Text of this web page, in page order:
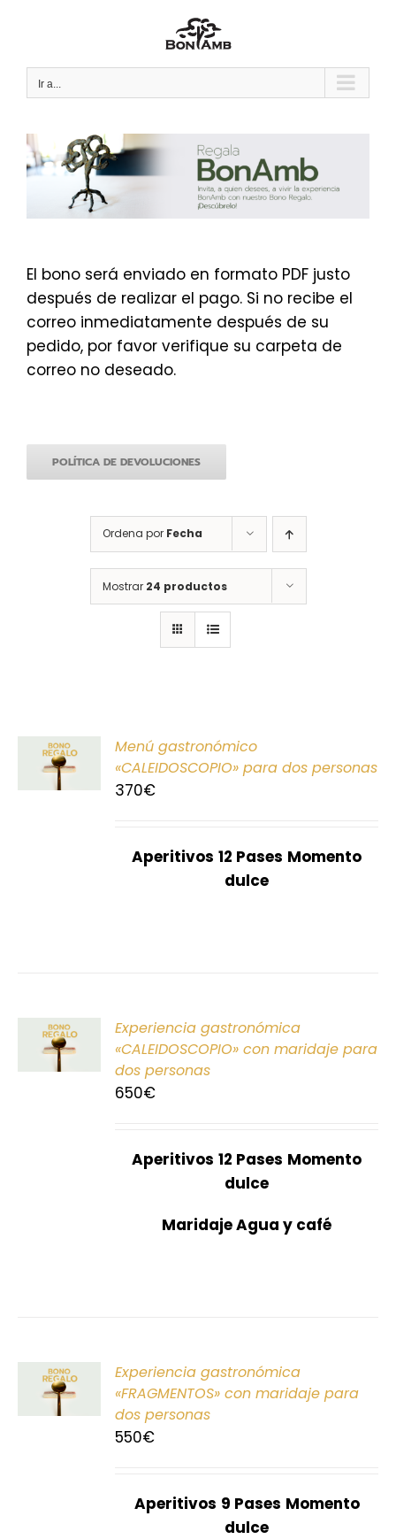
Ir a...
El bono será enviado en formato PDF justo
después de realizar el pago. Si no recibe el
correo inmediatamente después de su
pedido, por favor verifique su carpeta de
correo no deseado.
POLÍTICA DE DEVOLUCIONES
Ordena por Fecha
Mostrar 24 productos
Menú gastronómico
«CALEIDOSCOPIO» para dos personas
370€
Aperitivos 12 Pases Momento
dulce
Experiencia gastronómica
«CALEIDOSCOPIO» con maridaje para
dos personas
650€
Aperitivos 12 Pases Momento
dulce
Maridaje Agua y café
Experiencia gastronómica
«FRAGMENTOS» con maridaje para
dos personas
550€
Aperitivos 9 Pases Momento
dulce